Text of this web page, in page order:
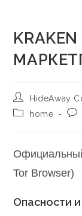
HideAway
home
Tor Browser)
Опасности